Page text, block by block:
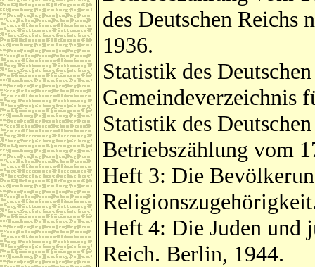
des Deutschen
1936.
Statistik des
Gemeindeverzeichnis
Statistik des
Betriebszählung vom
Heft 3: Die
Heft 4: Die Juden und
Reich. Berlin, 1944.